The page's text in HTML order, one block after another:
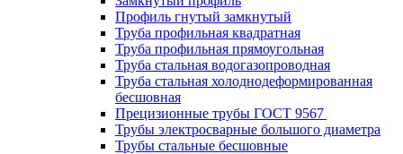
Профиль гнутый замкнутый
Труба профильная квадратная
Труба профильная прямоугольная
Труба стальная водогазопроводная
Труба стальная холоднодеформированная
бесшовная
Прецизионные трубы ГОСТ 9567
Трубы электросварные большого диаметра
Трубы стальные бесшовные